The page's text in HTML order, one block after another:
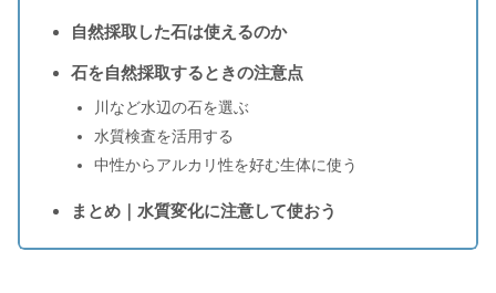
自然採取した石は使えるのか
石を自然採取するときの注意点
川など水辺の石を選ぶ
水質検査を活用する
中性からアルカリ性を好む生体に使う
まとめ｜水質変化に注意して使おう